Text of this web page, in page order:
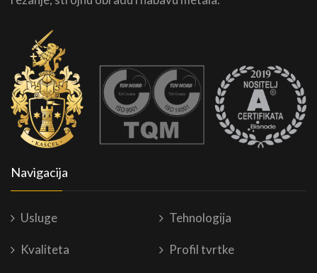
Navigacija
Usluge Tehnologija
Kvaliteta Profil tvrtke